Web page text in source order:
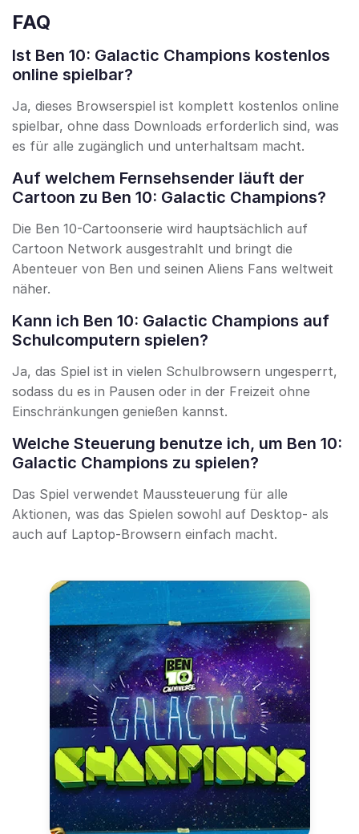
FAQ
Ist Ben 10: Galactic Champions kostenlos
online spielbar?
Ja, dieses Browserspiel ist komplett kostenlos online
spielbar, ohne dass Downloads erforderlich sind, was
es für alle zugänglich und unterhaltsam macht.
Auf welchem Fernsehsender läuft der
Cartoon zu Ben 10: Galactic Champions?
Die Ben 10-Cartoonserie wird hauptsächlich auf
Cartoon Network ausgestrahlt und bringt die
Abenteuer von Ben und seinen Aliens Fans weltweit
näher.
Kann ich Ben 10: Galactic Champions auf
Schulcomputern spielen?
Ja, das Spiel ist in vielen Schulbrowsern ungesperrt,
sodass du es in Pausen oder in der Freizeit ohne
Einschränkungen genießen kannst.
Welche Steuerung benutze ich, um Ben 10:
Galactic Champions zu spielen?
Das Spiel verwendet Maussteuerung für alle
Aktionen, was das Spielen sowohl auf Desktop- als
auch auf Laptop-Browsern einfach macht.